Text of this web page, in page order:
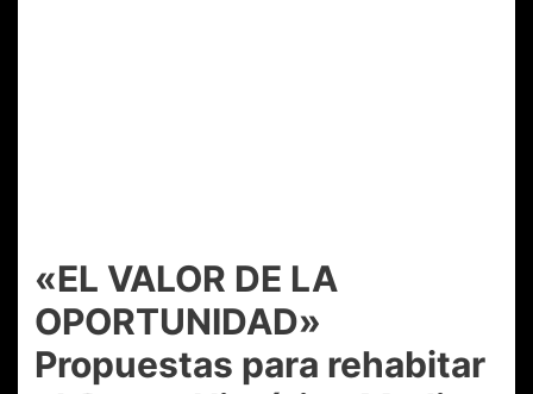
«EL VALOR DE LA
OPORTUNIDAD»
Propuestas para rehabitar